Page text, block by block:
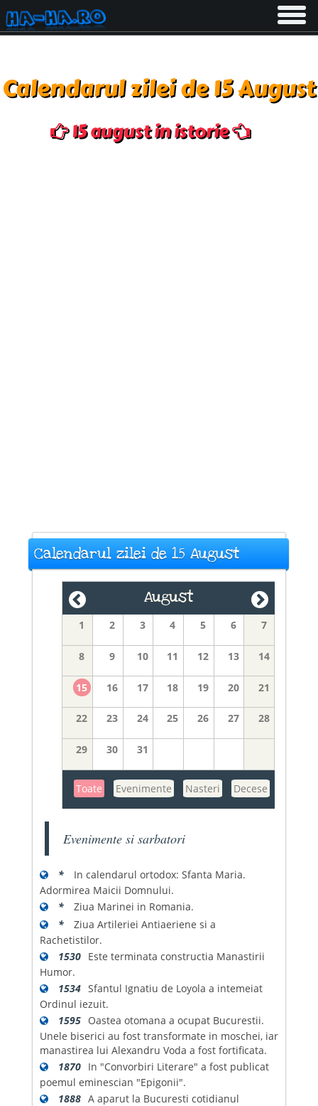
Toggle
Calendarul zilei de 15 August
15 august in istorie
Calendarul zilei de 15 August
August
1 2 3 4 5 6 7
8 9 10 11 12 13 14
15 16 17 18 19 20 21
22 23 24 25 26 27 28
29 30 31
Toate Evenimente Nasteri Decese
Evenimente si sarbatori
*
In calendarul ortodox: Sfanta Maria.
Adormirea Maicii Domnului.
*
Ziua Marinei in Romania.
*
Ziua Artileriei Antiaeriene si a
Rachetistilor.
1530 Este terminata constructia Manastirii
Humor.
1534 Sfantul Ignatiu de Loyola a intemeiat
Ordinul iezuit.
1595 Oastea otomana a ocupat Bucurestii.
Unele biserici au fost transformate in moschei, iar
manastirea lui Alexandru Voda a fost fortificata.
1870 In "Convorbiri Literare" a fost publicat
poemul eminescian "Epigonii".
1888 A aparut la Bucuresti cotidianul